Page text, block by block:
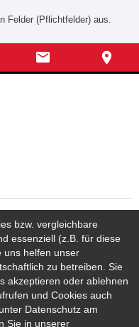
Felder (Pflichtfelder) aus.
bzw. vergleichbare
essenziell (z.B. für diese
uns helfen unser
zu betreiben. Sie
akzeptieren oder ablehnen
und Cookies auch
Datenschutz am
Sie in unserer